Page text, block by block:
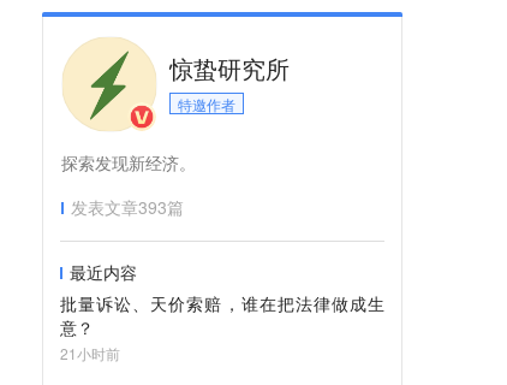
惊蛰研究所
特邀作者
探索发现新经济。
发表文章393篇
最近内容
批量诉讼、天价索赔，谁在把法律做成生
意？
21小时前